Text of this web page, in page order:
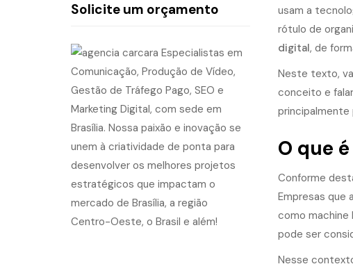
usam a
rótulo de
digital, de
Neste texto,
conceito e
principalmente
O que
Conforme
Empresas que
como machine
pode ser
Nesse
Solicite um orçamento